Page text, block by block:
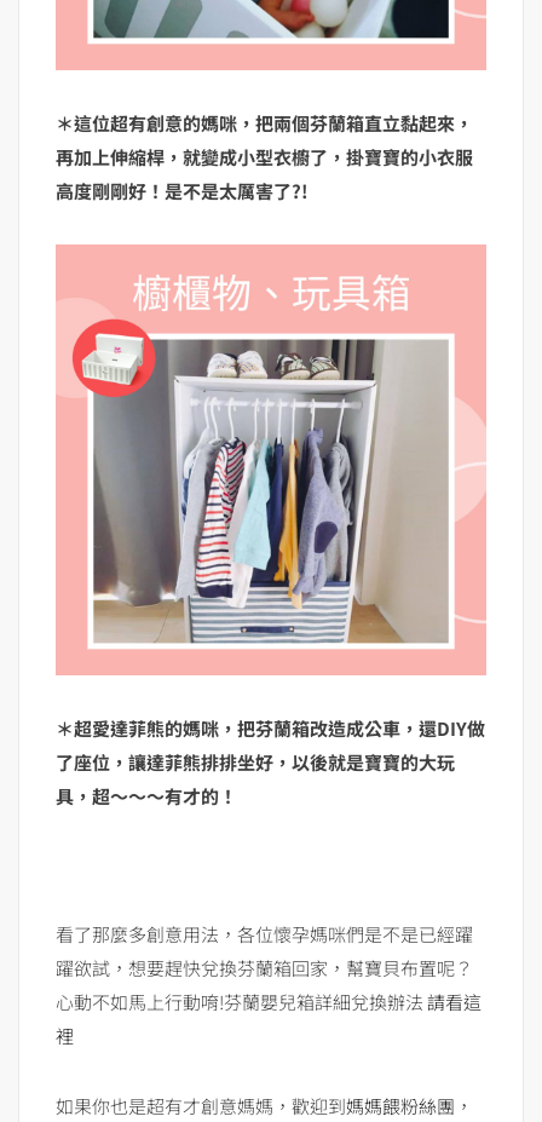
＊這位超有創意的媽咪，把兩個芬蘭箱直立黏起來，
再加上伸縮桿，就變成小型衣櫥了，掛寶寶的小衣服
高度剛剛好！是不是太厲害了?!
＊超愛達菲熊的媽咪，把芬蘭箱改造成公車，還DIY做
了座位，讓達菲熊排排坐好，以後就是寶寶的大玩
具，超～～～有才的！
看了那麼多創意用法，各位懷孕媽咪們是不是已經躍
躍欲試，想要趕快兌換芬蘭箱回家，幫寶貝布置呢？
心動不如馬上行動唷!芬蘭嬰兒箱詳細兌換辦法請看這
裡
如果你也是超有才創意媽媽，歡迎到媽媽餵粉絲團 ，